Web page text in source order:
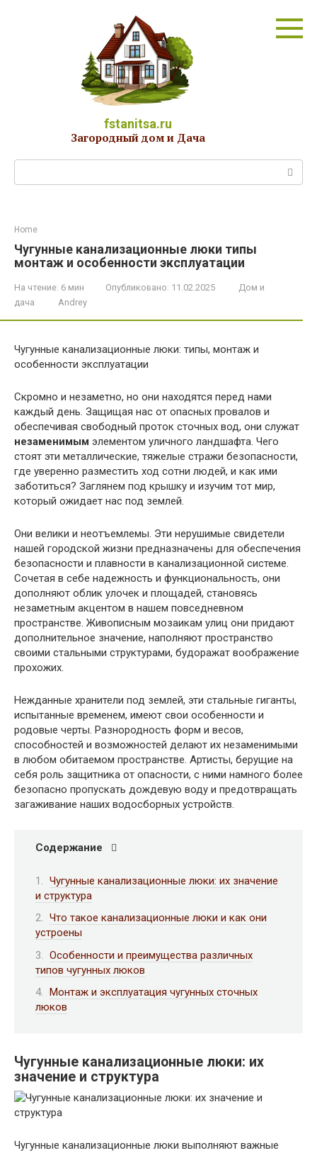
fstanitsa.ru
Загородный дом и Дача
Home
Чугунные канализационные люки типы
монтаж и особенности эксплуатации
На чтение: 6 мин Опубликовано: 11.02.2025
Дом и
дача
Andrey
Чугунные канализационные люки: типы, монтаж и
особенности эксплуатации
Скромно и незаметно, но они находятся перед нами
каждый день. Защищая нас от опасных провалов и
обеспечивая свободный проток сточных вод, они служат
незаменимым элементом уличного ландшафта. Чего
стоят эти металлические, тяжелые стражи безопасности,
где уверенно разместить ход сотни людей, и как ими
заботиться? Заглянем под крышку и изучим тот мир,
который ожидает нас под землей.
Они велики и неотъемлемы. Эти нерушимые свидетели
нашей городской жизни предназначены для обеспечения
безопасности и плавности в канализационной системе.
Сочетая в себе надежность и функциональность, они
дополняют облик улочек и площадей, становясь
незаметным акцентом в нашем повседневном
пространстве. Живописным мозаикам улиц они придают
дополнительное значение, наполняют пространство
своими стальными структурами, будоражат воображение
прохожих.
Нежданные хранители под землей, эти стальные гиганты,
испытанные временем, имеют свои особенности и
родовые черты. Разнородность форм и весов,
способностей и возможностей делают их незаменимыми
в любом обитаемом пространстве. Артисты, берущие на
себя роль защитника от опасности, с ними намного более
безопасно пропускать дождевую воду и предотвращать
загаживание наших водосборных устройств.
Содержание
Чугунные канализационные люки: их значение
и структура
Что такое канализационные люки и как они
устроены
Особенности и преимущества различных
типов чугунных люков
Монтаж и эксплуатация чугунных сточных
люков
Чугунные канализационные люки: их
значение и структура
Чугунные канализационные люки выполняют важные